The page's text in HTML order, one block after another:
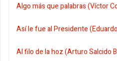
Algo más que palabras (Víctor
Así le fue al Presidente
Al filo de la hoz (Arturo Salcido